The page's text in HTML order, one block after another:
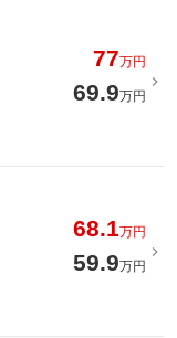
77万円
69.9万円
68.1万円
59.9万円